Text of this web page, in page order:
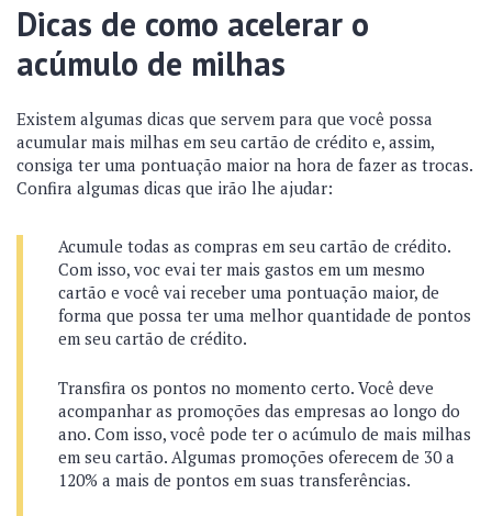
Dicas de como acelerar o
acúmulo de milhas
Existem algumas dicas que servem para que você possa
acumular mais milhas em seu cartão de crédito e, assim,
consiga ter uma pontuação maior na hora de fazer as trocas.
Confira algumas dicas que irão lhe ajudar:
Acumule todas as compras em seu cartão de crédito.
Com isso, voc evai ter mais gastos em um mesmo
cartão e você vai receber uma pontuação maior, de
forma que possa ter uma melhor quantidade de pontos
em seu cartão de crédito.
Transfira os pontos no momento certo. Você deve
acompanhar as promoções das empresas ao longo do
ano. Com isso, você pode ter o acúmulo de mais milhas
em seu cartão. Algumas promoções oferecem de 30 a
120% a mais de pontos em suas transferências.